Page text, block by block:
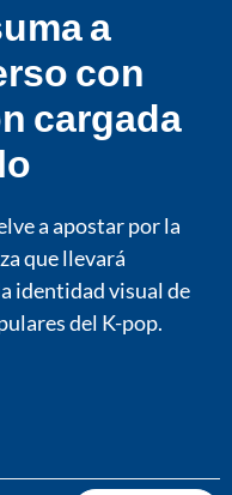
a
con
cargada
a apostar por la
que llevará
identidad visual de
del K-pop.